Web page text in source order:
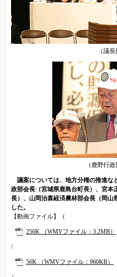
（議長
（鹿野行政
議案については、地方分権の推進な
政部会長（宮城県鹿島台町長）、宮本
長）、山岡治喜経済農林部会長（岡山
した。
【動画ファイル】（
256K （WMVファイル：3.2MB）
/
56K （WMVファイル：960KB）